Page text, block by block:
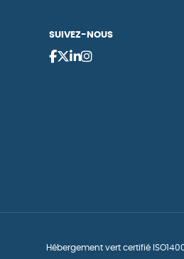
SUIVEZ-NOUS
Hébergement vert certifié